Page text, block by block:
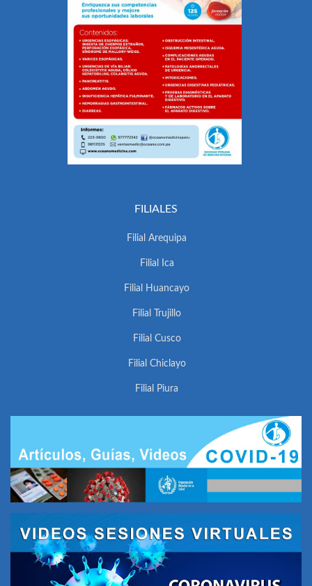
FILIALES
Filial Arequipa
Filial Ica
Filial Huancayo
Filial Trujillo
Filial Cusco
Filial Chiclayo
Filial Piura